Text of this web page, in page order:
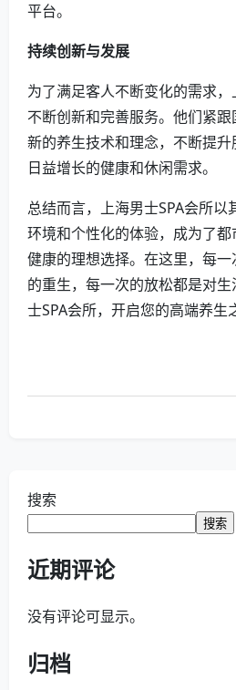
平台。
持续创新与发展
为了满足客人不断变化的需求，
不断创新和完善服务。他们紧
新的养生技术和理念，不断提
日益增长的健康和休闲需求。
总结而言，上海男士SPA会所以
环境和个性化的体验，成为了
健康的理想选择。在这里，每
的重生，每一次的放松都是对
士SPA会所，开启您的高端养生
搜索
搜索
近期评论
没有评论可显示。
归档